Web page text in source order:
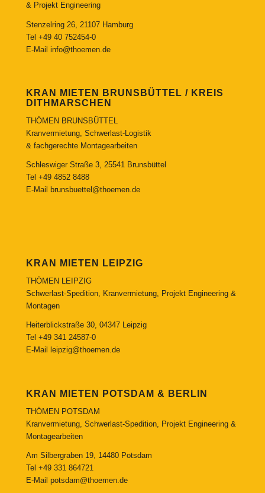
& Projekt Engineering
Stenzelring 26, 21107 Hamburg
Tel +49 40 752454-0
E-Mail info@thoemen.de
KRAN MIETEN BRUNSBÜTTEL / KREIS
DITHMARSCHEN
THÖMEN BRUNSBÜTTEL
Kranvermietung, Schwerlast-Logistik
& fachgerechte Montagearbeiten
Schleswiger Straße 3, 25541 Brunsbüttel
Tel +49 4852 8488
E-Mail
brunsbuettel@thoemen.de
KRAN MIETEN LEIPZIG
THÖMEN LEIPZIG
Schwerlast-Spedition, Kranvermietung, Projekt Engineering &
Montagen
Heiterblickstraße 30, 04347 Leipzig
Tel +49 341 24587-0
E-Mail
leipzig@thoemen.de
KRAN MIETEN POTSDAM & BERLIN
THÖMEN POTSDAM
Kranvermietung, Schwerlast-Spedition, Projekt Engineering &
Montagearbeiten
Am Silbergraben 19, 14480 Potsdam
Tel +49 331 864721
E-Mail potsdam@thoemen.de